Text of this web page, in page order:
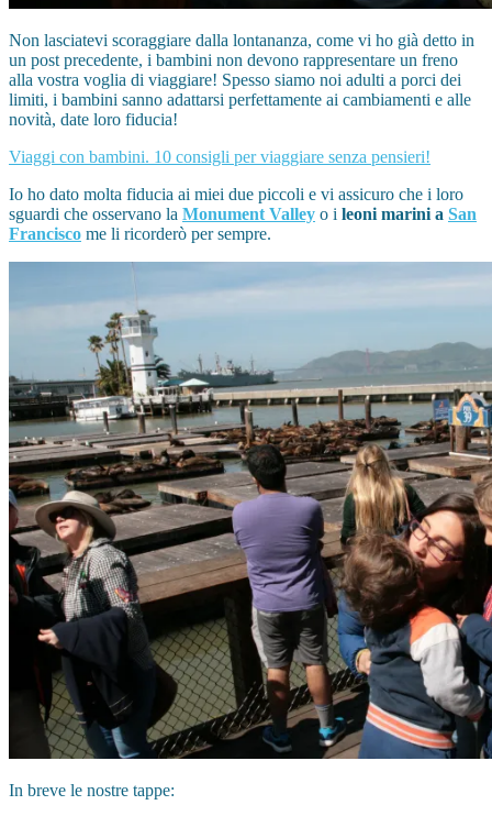
Non lasciatevi scoraggiare dalla lontananza, come vi ho già detto in
un post precedente, i bambini non devono rappresentare un freno
alla vostra voglia di viaggiare! Spesso siamo noi adulti a porci dei
limiti, i bambini sanno adattarsi perfettamente ai cambiamenti e alle
novità, date loro fiducia!
Viaggi con bambini. 10 consigli per viaggiare senza pensieri!
Io ho dato molta fiducia ai miei due piccoli e vi assicuro che i loro
sguardi che osservano la Monument Valley o i leoni marini a San
Francisco me li ricorderò per sempre.
In breve le nostre tappe: